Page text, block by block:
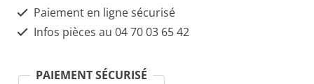
gauche
Paiement en ligne sécurisé
Infos pièces au 04 70 03 65 42
PAIEMENT SÉCURISÉ